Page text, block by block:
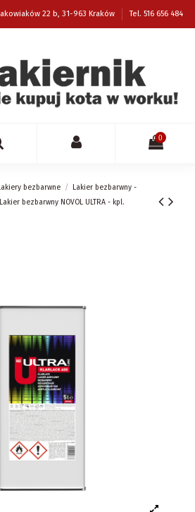
22 b, 31-963 Kraków Tel. 516 656 484
0
bezbarwne
Lakier bezbarwny -
Lakier bezbarwny NOVOL ULTRA - kpl.